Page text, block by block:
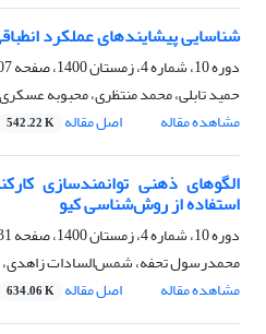
شناسایی پیشایندهای عملکرد
دوره 10، شماره 4، زمستان 1400، صفحه
حمید تابلی، محمد منتظری، محبوبه
مشاهده مقاله
اصل مقاله 542.22 K
الگوهای ذهنی توانمندسازی
استفاده از روش‌شناسی کیو
دوره 10، شماره 4، زمستان 1400، صفحه
محمدرسول تحفه، شمس‌السادات
مشاهده مقاله
اصل مقاله 634.06 K